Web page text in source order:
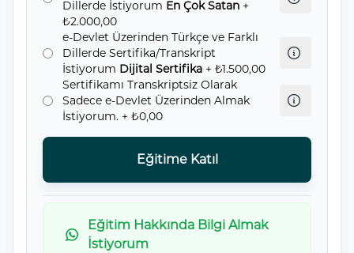
Dillerde İstiyorum En Çok Satan +
₺2.000,00
e-Devlet Üzerinden Türkçe ve Farklı
Dillerde Sertifika/Transkript
İstiyorum Dijital Sertifika + ₺1.500,00
Sertifikamı Transkriptsiz Olarak
Sadece e-Devlet Üzerinden Almak
İstiyorum. + ₺0,00
Eğitime Katıl
Eğitim Hakkında Bilgi Almak
İstiyorum